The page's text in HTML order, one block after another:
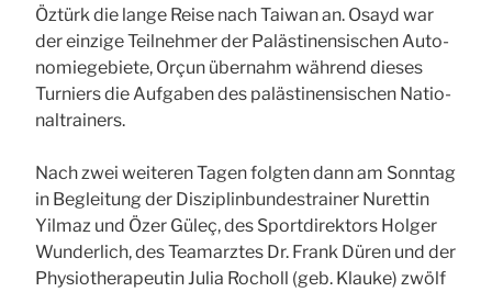
Öztürk die lan­ge Rei­se nach Tai­wan an. Osayd war
der ein­zi­ge Teil­neh­mer der Paläs­ti­nen­si­schen Auto­
no­mie­ge­bie­te, Orçun über­nahm wäh­rend die­ses
Tur­niers die Auf­ga­ben des paläs­ti­nen­si­schen Natio­
nal­trai­ners.
Nach zwei wei­te­ren Tagen folg­ten dann am Sonn­tag
in Beglei­tung der Dis­zi­plin­bun­des­trai­ner Nuret­tin
Yil­maz und Özer Güleç, des Sport­di­rek­tors Hol­ger
Wun­der­lich, des Team­arz­tes Dr. Frank Düren und der
Phy­sio­the­ra­peu­tin Julia Rocholl (geb. Klau­ke) zwölf